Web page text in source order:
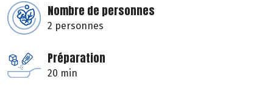
Nombre de personnes
2 personnes
Préparation
20 min